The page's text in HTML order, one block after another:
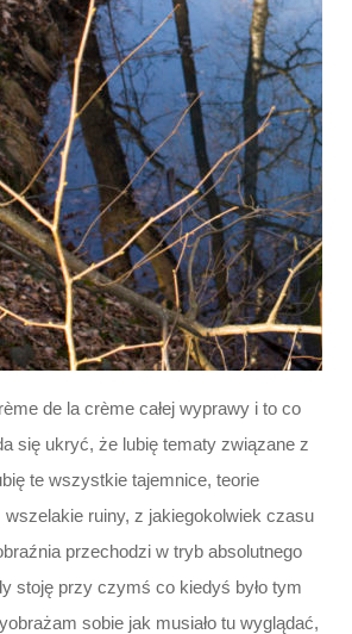
de la crème całej wyprawy i to co
się ukryć, że lubię tematy związane z
te wszystkie tajemnice, teorie
ruiny, z jakiegokolwiek czasu
przechodzi w tryb absolutnego
stoję przy czymś co kiedyś było tym
sobie jak musiało tu wyglądać,